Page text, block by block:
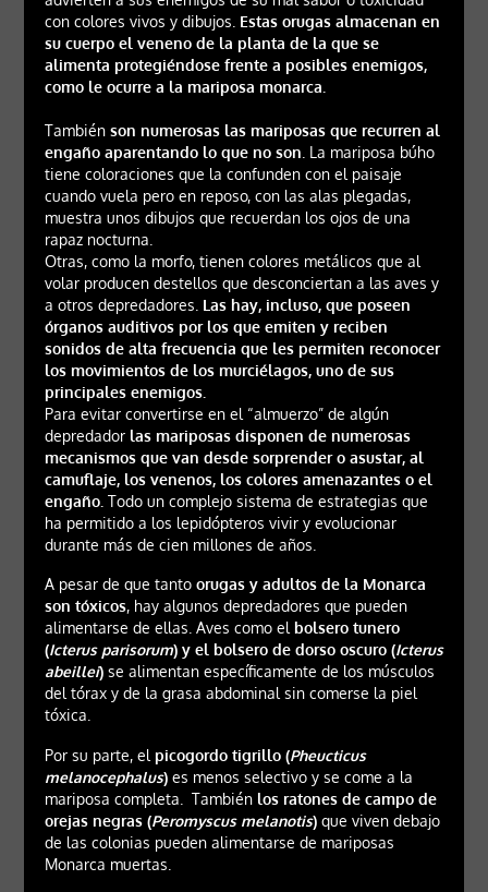
con colores vivos y dibujos. Estas orugas almacenan en
su cuerpo el veneno de la planta de la que se
alimenta protegiéndose frente a posibles enemigos,
como le ocurre a la mariposa monarca.
También son numerosas las mariposas que recurren al
engaño aparentando lo que no son . La mariposa búho
tiene coloraciones que la confunden con el paisaje
cuando vuela pero en reposo, con las alas plegadas,
muestra unos dibujos que recuerdan los ojos de una
rapaz nocturna.
Otras, como la morfo, tienen colores metálicos que al
volar producen destellos que desconciertan a las aves y
a otros depredadores. Las hay, incluso, que poseen
órganos auditivos por los que emiten y reciben
sonidos de alta frecuencia que les permiten reconocer
los movimientos de los murciélagos, uno de sus
principales enemigos.
Para evitar convertirse en el “almuerzo” de algún
depredador las mariposas disponen de numerosas
mecanismos que van desde sorprender o asustar, al
camuflaje, los venenos, los colores amenazantes o el
engaño. Todo un complejo sistema de estrategias que
ha permitido a los lepidópteros vivir y evolucionar
durante más de cien millones de años.
A pesar de que tanto orugas y adultos de la Monarca
son tóxicos, hay algunos depredadores que pueden
alimentarse de ellas. Aves como el bolsero tunero
(Icterus parisorum) y el bolsero de dorso oscuro (Icterus
abeillei)se alimentan específicamente de los músculos
del tórax y de la grasa abdominal sin comerse la piel
tóxica.
Por su parte, el picogordo tigrillo (Pheucticus
melanocephalus)es menos selectivo y se come a la
mariposa completa. También los ratones de campo de
orejas negras (Peromyscus melanotis)que viven debajo
de las colonias pueden alimentarse de mariposas
Monarca muertas.